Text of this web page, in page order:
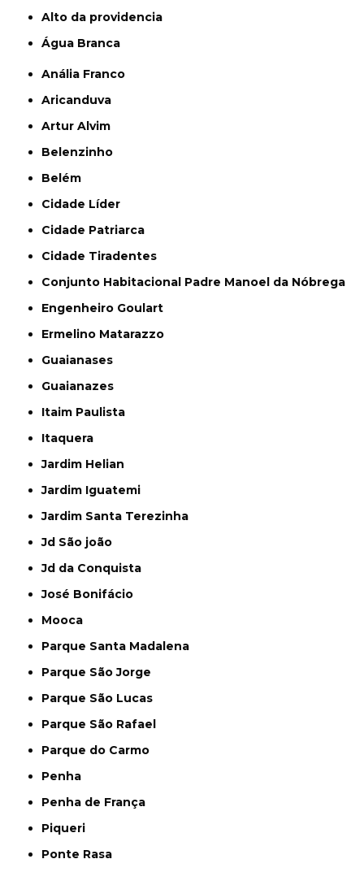
alto da providencia
Água Branca
Anália Franco
Aricanduva
Artur Alvim
Belenzinho
Belém
Cidade Líder
Cidade Patriarca
Cidade Tiradentes
Conjunto Habitacional Padre Manoel da Nóbrega
Engenheiro Goulart
Ermelino Matarazzo
Guaianases
Guaianazes
Itaim Paulista
Itaquera
Jardim Helian
Jardim Iguatemi
Jardim Santa Terezinha
Jd São joão
Jd da Conquista
José Bonifácio
Mooca
Parque Santa Madalena
Parque São Jorge
Parque São Lucas
Parque São Rafael
Parque do Carmo
Penha
Penha de França
Piqueri
Ponte Rasa